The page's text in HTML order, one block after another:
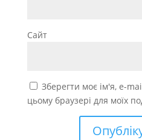
Сайт
Зберегти моє ім'я, e-
цьому браузері для моїх